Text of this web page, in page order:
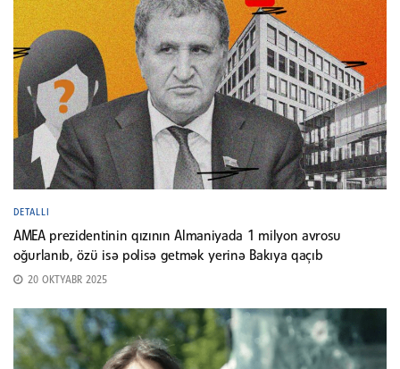
DETALLI
AMEA prezidentinin qızının Almaniyada 1 milyon avrosu
oğurlanıb, özü isə polisə getmək yerinə Bakıya qaçıb
20 OKTYABR 2025